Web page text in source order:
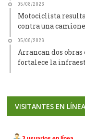
05/08/2026
Motociclista
contra una
05/08/2026
Arrancan dos obras
fortalece la
VISITANTES EN LÍNEA